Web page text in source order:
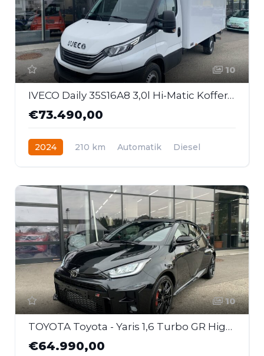
10
IVECO Daily 35S16A8 3,0l Hi-Matic Kofferaufbau mit LBW
€73.490,00
2024 210 km Automatik
Diesel
10
TOYOTA Toyota - Yaris 1,6 Turbo GR High-Performance
€64.990,00